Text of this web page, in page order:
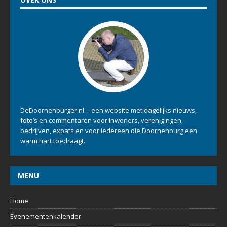
DeDoornenburger.nl… een website met dagelijks nieuws,
foto’s en commentaren voor inwoners, verenigingen,
bedrijven, expats en voor iedereen die Doornenburg een
warm hart toedraagt.
MENU
Home
Evenementenkalender